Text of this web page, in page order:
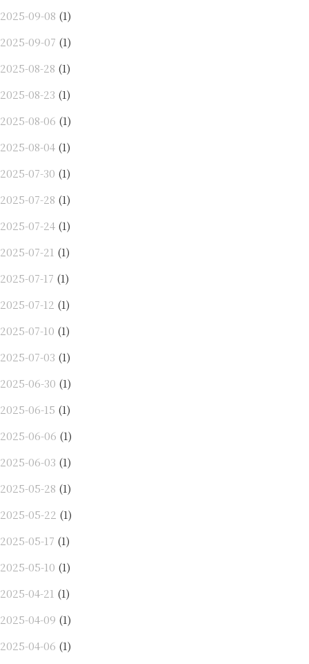
2025-09-08 (1)
2025-09-07 (1)
2025-08-28 (1)
2025-08-23 (1)
2025-08-06 (1)
2025-08-04 (1)
2025-07-30 (1)
2025-07-28 (1)
2025-07-24 (1)
2025-07-21 (1)
2025-07-17 (1)
2025-07-12 (1)
2025-07-10 (1)
2025-07-03 (1)
2025-06-30 (1)
2025-06-15 (1)
2025-06-06 (1)
2025-06-03 (1)
2025-05-28 (1)
2025-05-22 (1)
2025-05-17 (1)
2025-05-10 (1)
2025-04-21 (1)
2025-04-09 (1)
2025-04-06 (1)